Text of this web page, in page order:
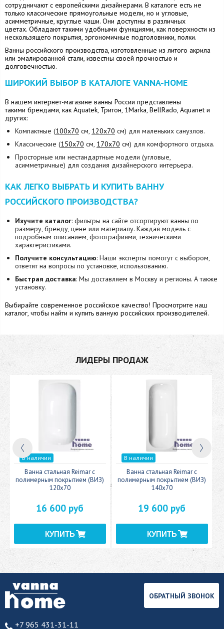
сотрудничают с европейскими дизайнерами. В каталоге есть не
только классические прямоугольные модели, но и угловые,
асимметричные, круглые чаши. Они доступны в различных
цветах. Обладают такими удобными функциями, как поверхности из
нескользящего покрытия, эргономичные подголовники, полки.
Ванны российского производства, изготовленные из литого акрила
или эмалированной стали, известны своей прочностью и
долговечностью.
ШИРОКИЙ ВЫБОР В КАТАЛОГЕ VANNA-HOME
В нашем интернет-магазине ванны России представлены
такими брендами, как Aquatek, Тритон, 1Marka, BellRado, Aquanet и
других:
Компактные (100х70 см, 120х70 см) для маленьких санузлов.
Классические (150х70 см, 170х70 см) для комфортного отдыха.
Просторные или нестандартные модели (угловые,
асимметричные) для создания дизайнерского интерьера.
КАК ЛЕГКО ВЫБРАТЬ И КУПИТЬ ВАННУ
РОССИЙСКОГО ПРОИЗВОДСТВА?
Изучите каталог: фильтры на сайте отсортируют ванны по
размеру, бренду, цене или материалу. Каждая модель с
подробным описанием, фотографиями, техническими
характеристиками.
Получите консультацию: Наши эксперты помогут с выбором,
ответят на вопросы по установке, использованию.
Быстрая доставка: Мы доставляем в Москву и регионы. А также
установку.
Выбирайте современное российское качество! Просмотрите наш
каталог, чтобы найти и купить ванную российских производителей.
ЛИДЕРЫ ПРОДАЖ
В наличии
Ванна стальная Reimar с
полимерным покрытием (ВИЗ)
120x70
16 600 руб
В наличии
Ванна стальная Reimar с
полимерным покрытием (ВИЗ)
140x70
19 600 руб
+7 965 431-31-11
ОБРАТНЫЙ ЗВОНОК